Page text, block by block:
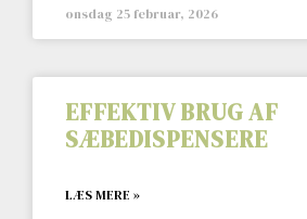
onsdag 25 februar, 2026
EFFEKTIV BRUG AF
SÆBEDISPENSERE
LÆS MERE »